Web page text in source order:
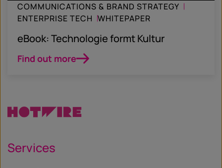
COMMUNICATIONS & BRAND STRATEGY
ENTERPRISE TECH WHITEPAPER
eBook: Technologie formt Kultur
Find out more
Services